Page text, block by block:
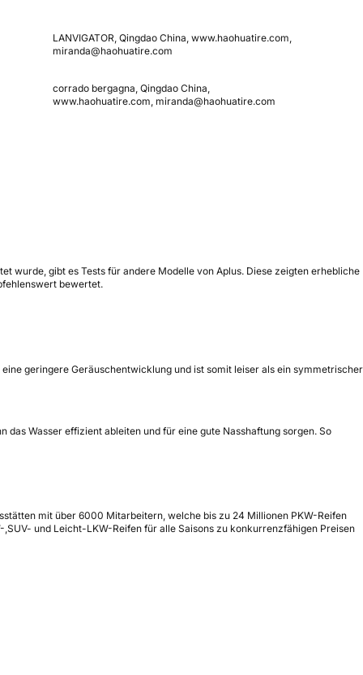
LANVIGATOR, Qingdao China, www.haohuatire.com,
miranda@haohuatire.com
corrado bergagna, Qingdao China,
www.haohuatire.com, miranda@haohuatire.com
wurde, gibt es Tests für andere Modelle von Aplus. Diese zeigten erhebliche
bewertet.
geringere Geräuschentwicklung und ist somit leiser als ein symmetrischer
das Wasser effizient ableiten und für eine gute Nasshaftung sorgen. So
mit über 6000 Mitarbeitern, welche bis zu 24 Millionen PKW-Reifen
und Leicht-LKW-Reifen für alle Saisons zu konkurrenzfähigen Preisen